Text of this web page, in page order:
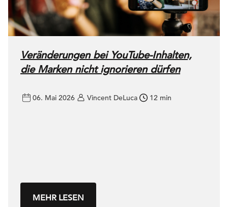
Veränderungen bei YouTube-Inhalten,
die Marken nicht ignorieren dürfen
06. Mai 2026 Vincent DeLuca 12 min
MEHR LESEN